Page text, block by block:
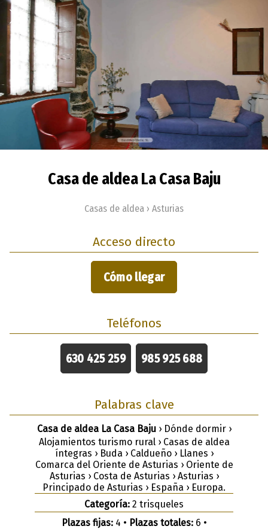
Casa de aldea La Casa Baju
Casas de aldea › Asturias
Acceso directo
Cómo llegar
Teléfonos
630 425 259 985 925 688
Palabras clave
Casa de aldea La Casa Baju› Dónde dormir ›
Alojamientos turismo rural › Casas de aldea
íntegras › Buda › Caldueño › Llanes ›
Comarca del Oriente de Asturias › Oriente de
Asturias › Costa de Asturias › Asturias ›
Principado de Asturias › España › Europa.
Categoría: 2 trisqueles
Plazas fijas:4 • Plazas totales:6 •